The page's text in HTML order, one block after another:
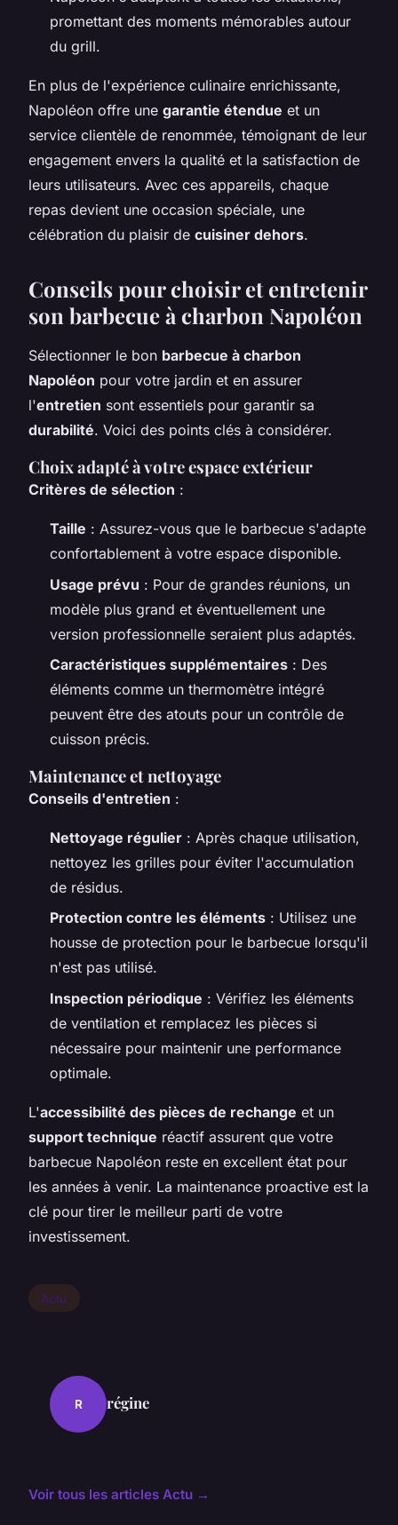
promettant des moments mémorables autour
du grill.
En plus de l'expérience culinaire enrichissante,
Napoléon offre une garantie étendue et un
service clientèle de renommée, témoignant de leur
engagement envers la qualité et la satisfaction de
leurs utilisateurs. Avec ces appareils, chaque
repas devient une occasion spéciale, une
célébration du plaisir de cuisiner dehors.
Conseils pour choisir et entretenir
son barbecue à charbon Napoléon
Sélectionner le bon barbecue à charbon
Napoléon pour votre jardin et en assurer
l'entretien sont essentiels pour garantir sa
durabilité. Voici des points clés à considérer.
Choix adapté à votre espace extérieur
Critères de sélection :
Taille : Assurez-vous que le barbecue s'adapte
confortablement à votre espace disponible.
Usage prévu : Pour de grandes réunions, un
modèle plus grand et éventuellement une
version professionnelle seraient plus adaptés.
Caractéristiques supplémentaires : Des
éléments comme un thermomètre intégré
peuvent être des atouts pour un contrôle de
cuisson précis.
Maintenance et nettoyage
Conseils d'entretien :
Nettoyage régulier : Après chaque utilisation,
nettoyez les grilles pour éviter l'accumulation
de résidus.
Protection contre les éléments : Utilisez une
housse de protection pour le barbecue lorsqu'il
n'est pas utilisé.
Inspection périodique : Vérifiez les éléments
de ventilation et remplacez les pièces si
nécessaire pour maintenir une performance
optimale.
L'accessibilité des pièces de rechange et un
support technique réactif assurent que votre
barbecue Napoléon reste en excellent état pour
les années à venir. La maintenance proactive est la
clé pour tirer le meilleur parti de votre
investissement.
Actu
R régine
Voir tous les articles Actu →